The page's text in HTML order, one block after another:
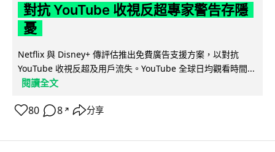
對抗 YouTube 收視反超專家警告存隱
憂
Netflix 與 Disney+ 傳評估推出免費廣告支援方案，以對抗
YouTube 收視反超及用戶流失。YouTube 全球日均觀看時間...
閱讀全文
80 8 ↗ 分享